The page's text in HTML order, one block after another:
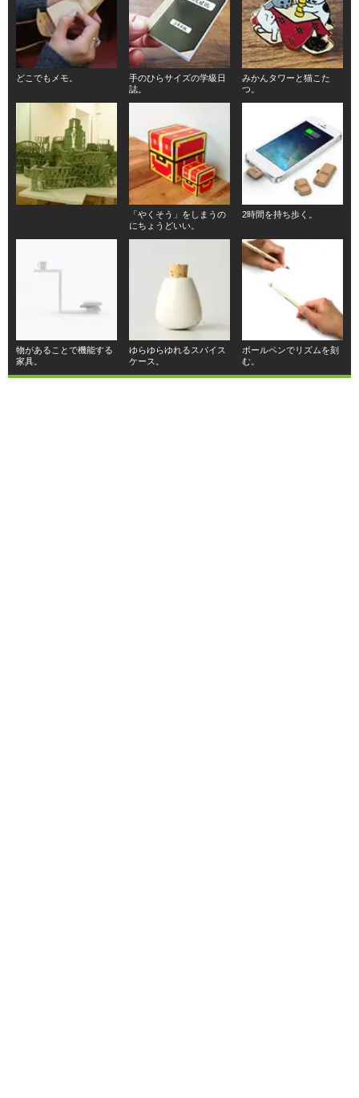
どこでもメモ。
手のひらサイズの学級日
誌。
みかんタワーと猫こた
つ。
「やくそう」をしまうの
にちょうどいい。
2時間を持ち歩く。
物があることで機能する
家具。
ゆらゆらゆれるスパイス
ケース。
ボールペンでリズムを刻
む。